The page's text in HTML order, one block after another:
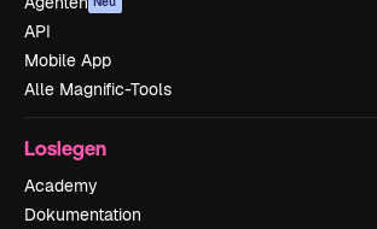
API
Mobile App
Alle Magnific-Tools
Loslegen
Academy
Dokumentation